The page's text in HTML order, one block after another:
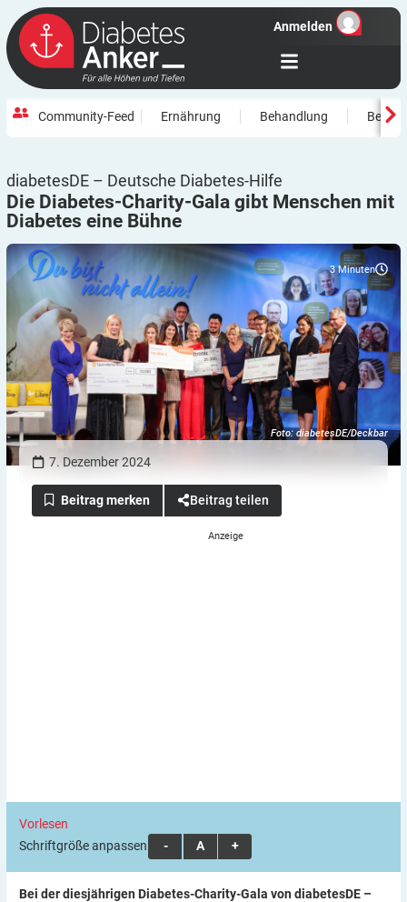
Anmelden
Community-Feed Ernährung Behandlung
diabetesDE – Deutsche Diabetes-Hilfe
Die Diabetes-Charity-Gala gibt Menschen mit
Diabetes eine Bühne
3 Minuten
Foto: diabetesDE/Deckbar
7. Dezember 2024
Beitrag teilen
Vorlesen
Schriftgröße anpassen:
A A A
Bei der diesjährigen Diabetes-Charity-Gala von diabetesDE –